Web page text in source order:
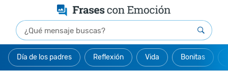
Día de los padres Reflexión Vida Bonitas